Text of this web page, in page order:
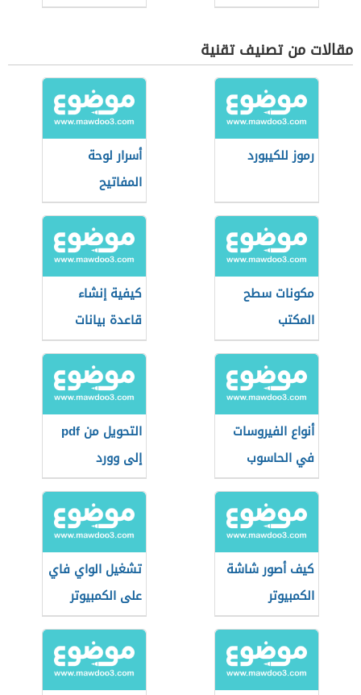
مقالات من تصنيف تقنية
رموز للكيبورد
أسرار لوحة
المفاتيح
مكونات سطح
المكتب
كيفية إنشاء
قاعدة بيانات
أنواع الفيروسات
في الحاسوب
التحويل من pdf
إلى وورد
كيف أصور شاشة
الكمبيوتر
تشغيل الواي فاي
على الكمبيوتر